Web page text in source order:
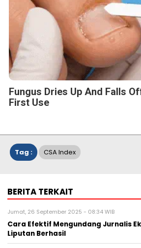
Fungus Dries Up And Falls
First Use
Tag : CSA Index
BERITA TERKAIT
Jumat, 26 September 2025 - 08:34 WIB
Cara Efektif Mengundang Jurnalis
Liputan Berhasil